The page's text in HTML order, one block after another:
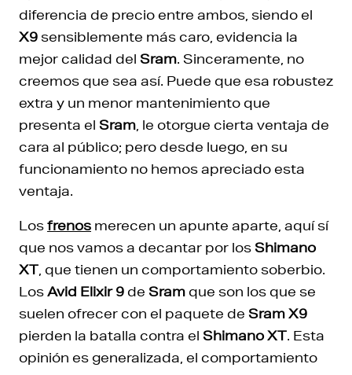
diferencia de precio entre ambos, siendo el
X9 sensiblemente más caro, evidencia la
mejor calidad del Sram. Sinceramente, no
creemos que sea así. Puede que esa robustez
extra y un menor mantenimiento que
presenta el Sram , le otorgue cierta ventaja de
cara al público; pero desde luego, en su
funcionamiento no hemos apreciado esta
ventaja.
Losfrenos merecen un apunte aparte, aquí sí
que nos vamos a decantar por losShimano
XT , que tienen un comportamiento soberbio.
LosAvid Elixir 9de Sramque son los que se
suelen ofrecer con el paquete de Sram X9
pierden la batalla contra el Shimano XT. Esta
opinión es generalizada, el comportamiento